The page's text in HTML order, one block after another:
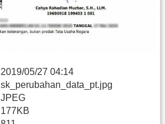
2019/05/27 04:14
sk_perubahan_data_pt.jpg
JPEG
177KB